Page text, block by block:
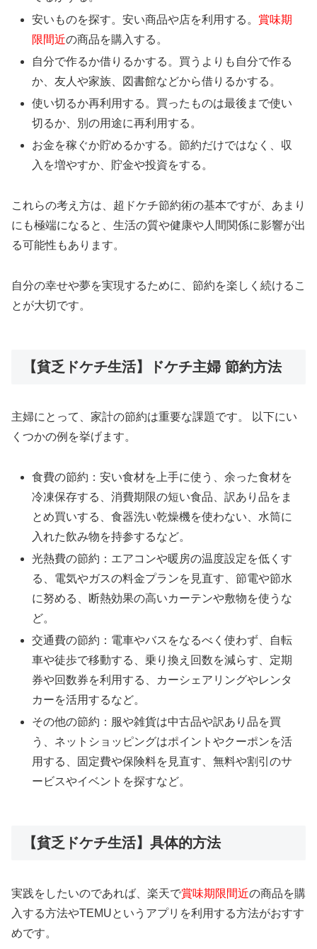
安いものを探す。安い商品や店を利用する。 賞味期
限間近の商品を購入する。
自分で作るか借りるかする。買うよりも自分で作る
か、友人や家族、図書館などから借りるかする。
使い切るか再利用する。買ったものは最後まで使い
切るか、別の用途に再利用する。
お金を稼ぐか貯めるかする。節約だけではなく、収
入を増やすか、貯金や投資をする。
これらの考え方は、超ドケチ節約術の基本ですが、あまり
にも極端になると、生活の質や健康や人間関係に影響が出
る可能性もあります。
自分の幸せや夢を実現するために、節約を楽しく続けるこ
とが大切です。
【貧乏ドケチ生活】ドケチ主婦 節約方法
主婦にとって、家計の節約は重要な課題です。 以下にい
くつかの例を挙げます。
食費の節約：安い食材を上手に使う、余った食材を
冷凍保存する、消費期限の短い食品、訳あり品をま
とめ買いする、食器洗い乾燥機を使わない、水筒に
入れた飲み物を持参するなど。
光熱費の節約：エアコンや暖房の温度設定を低くす
る、電気やガスの料金プランを見直す、節電や節水
に努める、断熱効果の高いカーテンや敷物を使うな
ど。
交通費の節約：電車やバスをなるべく使わず、自転
車や徒歩で移動する、乗り換え回数を減らす、定期
券や回数券を利用する、カーシェアリングやレンタ
カーを活用するなど。
その他の節約：服や雑貨は中古品や訳あり品を買
う、ネットショッピングはポイントやクーポンを活
用する、固定費や保険料を見直す、無料や割引のサ
ービスやイベントを探すなど。
【貧乏ドケチ生活】具体的方法
実践をしたいのであれば、楽天で賞味期限間近の商品を購
入する方法やTEMUというアプリを利用する方法がおすす
めです。